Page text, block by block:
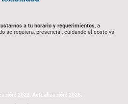
a tu horario y requerimientos, a
se requiera, presencial, cuidando el costo vs
2022. Actualización: 2026.